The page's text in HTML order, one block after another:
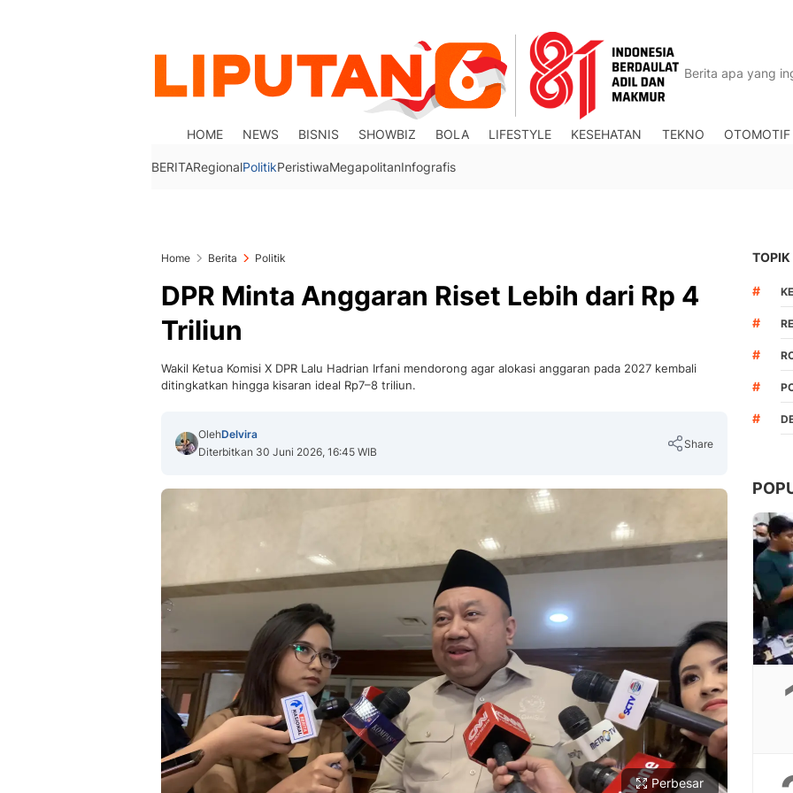
HOME NEWS BISNIS SHOWBIZ BOLA LIFESTYLE KESEHATAN TEKNO OTOMOTIF
BERITARegionalPolitikPeristiwaMegapolitanInfografis
Home Berita Politik
DPR Minta Anggaran Riset Lebih dari Rp 4
Triliun
Wakil Ketua Komisi X DPR Lalu Hadrian Irfani mendorong agar alokasi anggaran pada 2027 kembali
ditingkatkan hingga kisaran ideal Rp7–8 triliun.
OlehDelvira
Diterbitkan 30 Juni 2026, 16:45 WIB
Share
Copy Link
Perbesar
TOPIK
#
#
#
#
#